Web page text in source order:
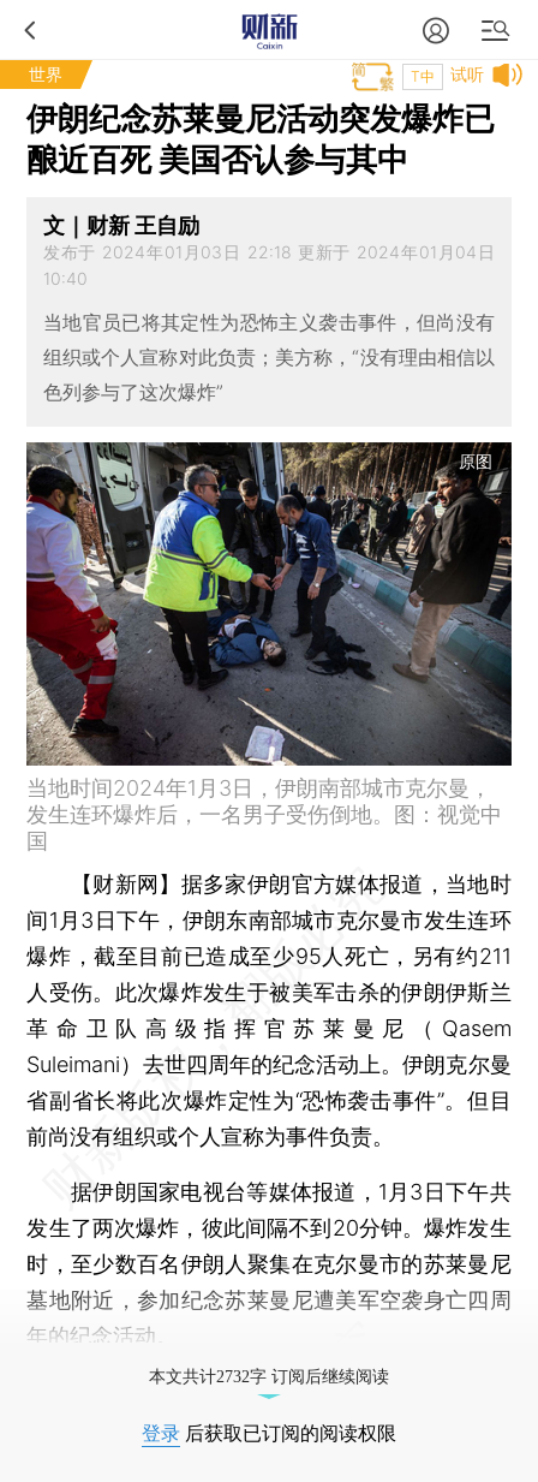
世界 试听
T中
伊朗纪念苏莱曼尼活动突发爆炸已
酿近百死 美国否认参与其中
文｜财新 王自励
发布于 2024年01月03日 22:18 更新于 2024年01月04日
10:40
当地官员已将其定性为恐怖主义袭击事件，但尚没有
组织或个人宣称对此负责；美方称，“没有理由相信以
色列参与了这次爆炸”
原图
当地时间2024年1月3日，伊朗南部城市克尔曼，
发生连环爆炸后，一名男子受伤倒地。图：视觉中
国
【财新网】 据多家伊朗官方媒体报道，当地时
间1月3日下午，伊朗东南部城市克尔曼市发生连环
爆炸，截至目前已造成至少95人死亡，另有约211
人受伤。此次爆炸发生于被美军击杀的伊朗伊斯兰
革命卫队高级指挥官苏莱曼尼（Qasem
Suleimani）去世四周年的纪念活动上。伊朗克尔曼
省副省长将此次爆炸定性为“恐怖袭击事件”。但目
前尚没有组织或个人宣称为事件负责。
据伊朗国家电视台等媒体报道，1月3日下午共
发生了两次爆炸，彼此间隔不到20分钟。爆炸发生
时，至少数百名伊朗人聚集在克尔曼市的苏莱曼尼
墓地附近，参加纪念苏莱曼尼遭美军空袭身亡四周
年的纪念活动。
本文共计2732字 订阅后继续阅读
登录 后获取已订阅的阅读权限